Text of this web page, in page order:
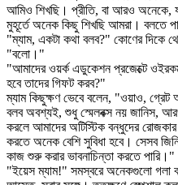
আমিও শিখছি। প্রীতি, বা আরও অনেকে,
মুহূর্তে অনেক কিছু শিখছি আমরা। বলতে
"ম্যাম, একটা কথা বলব?" কোণের দিকে
"বলো।"
"আমাদের ওয়র্ক এডুকেশন প্রজেক্টে ওইরকম
হবে তাদের গিফট করব?"
ম্যাম কিছুক্ষণ ভেবে বলেন, "ওয়াও, গ্রেট
বলব অবশ্যই, শুধু স্মেলবক্স নয় জানিস,
করলে আমাদের অটিস্টিক বন্ধুদের
করতে অনেক বেশি সুবিধা হবে। সেসব
কাজ শুরু করার ভাবনাচিন্তা করতে পারি।"
"ইয়েস ম্যাম!" সমস্বরে অনেকগুলো